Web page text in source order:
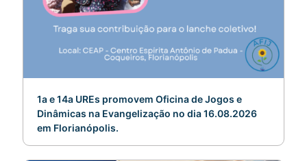
1a e 14a UREs promovem Oficina de Jogos e
Dinâmicas na Evangelização no dia 16.08.2026
em Florianópolis.